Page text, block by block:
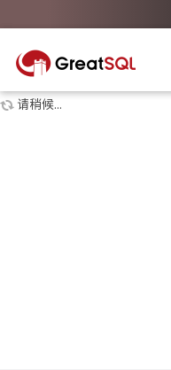
请稍候...